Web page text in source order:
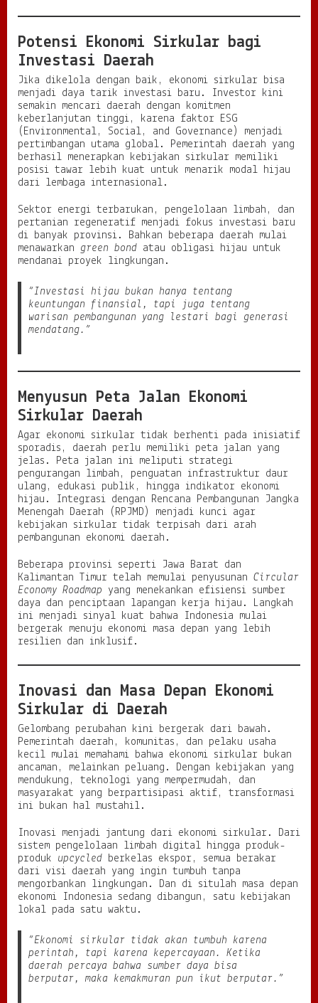
Potensi Ekonomi Sirkular bagi
Investasi Daerah
Jika dikelola dengan baik, ekonomi sirkular bisa
menjadi daya tarik investasi baru. Investor kini
semakin mencari daerah dengan komitmen
keberlanjutan tinggi, karena faktor ESG
(Environmental, Social, and Governance) menjadi
pertimbangan utama global. Pemerintah daerah yang
berhasil menerapkan kebijakan sirkular memiliki
posisi tawar lebih kuat untuk menarik modal hijau
dari lembaga internasional.
Sektor energi terbarukan, pengelolaan limbah, dan
pertanian regeneratif menjadi fokus investasi baru
di banyak provinsi. Bahkan beberapa daerah mulai
menawarkan green bond atau obligasi hijau untuk
mendanai proyek lingkungan.
“Investasi hijau bukan hanya tentang
keuntungan finansial, tapi juga tentang
warisan pembangunan yang lestari bagi generasi
mendatang.”
Menyusun Peta Jalan Ekonomi
Sirkular Daerah
Agar ekonomi sirkular tidak berhenti pada inisiatif
sporadis, daerah perlu memiliki peta jalan yang
jelas. Peta jalan ini meliputi strategi
pengurangan limbah, penguatan infrastruktur daur
ulang, edukasi publik, hingga indikator ekonomi
hijau. Integrasi dengan Rencana Pembangunan Jangka
Menengah Daerah (RPJMD) menjadi kunci agar
kebijakan sirkular tidak terpisah dari arah
pembangunan ekonomi daerah.
Beberapa provinsi seperti Jawa Barat dan
Kalimantan Timur telah memulai penyusunan Circular
Economy Roadmap yang menekankan efisiensi sumber
daya dan penciptaan lapangan kerja hijau. Langkah
ini menjadi sinyal kuat bahwa Indonesia mulai
bergerak menuju ekonomi masa depan yang lebih
resilien dan inklusif.
Inovasi dan Masa Depan Ekonomi
Sirkular di Daerah
Gelombang perubahan kini bergerak dari bawah.
Pemerintah daerah, komunitas, dan pelaku usaha
kecil mulai memahami bahwa ekonomi sirkular bukan
ancaman, melainkan peluang. Dengan kebijakan yang
mendukung, teknologi yang mempermudah, dan
masyarakat yang berpartisipasi aktif, transformasi
ini bukan hal mustahil.
Inovasi menjadi jantung dari ekonomi sirkular. Dari
sistem pengelolaan limbah digital hingga produk-
produk upcycled berkelas ekspor, semua berakar
dari visi daerah yang ingin tumbuh tanpa
mengorbankan lingkungan. Dan di situlah masa depan
ekonomi Indonesia sedang dibangun, satu kebijakan
lokal pada satu waktu.
“Ekonomi sirkular tidak akan tumbuh karena
perintah, tapi karena kepercayaan. Ketika
daerah percaya bahwa sumber daya bisa
berputar, maka kemakmuran pun ikut berputar.”